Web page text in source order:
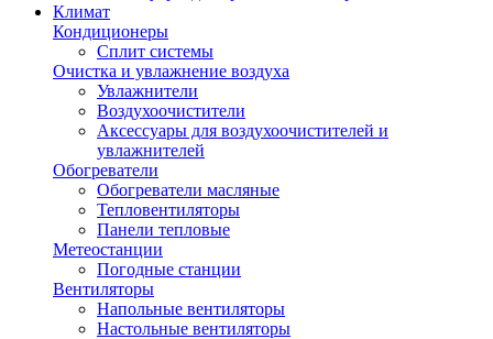
Климат
Кондиционеры
Сплит системы
Очистка и увлажнение воздуха
Увлажнители
Воздухоочистители
Аксессуары для воздухоочистителей и
увлажнителей
Обогреватели
Обогреватели масляные
Тепловентиляторы
Панели тепловые
Метеостанции
Погодные станции
Вентиляторы
Напольные вентиляторы
Настольные вентиляторы